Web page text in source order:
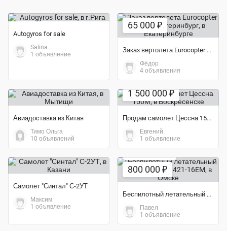
Autogyros for sale
Salina
1 объявление
65 000 ₽
Заказ вертолета Eurocopter AS350 Екатеринбург
Фёдор
4 объявления
Авиадоставка из Китая
Тимо Ольга
10 объявлений
1 500 000 ₽
Продам самолет Цессна 150М
Евгений
1 объявление
Самолет "Синтал" С-2УТ
Максим
1 объявление
800 000 ₽
Беспилотный летательный аппарат ZALA 421-16EM
Павел
1 объявление